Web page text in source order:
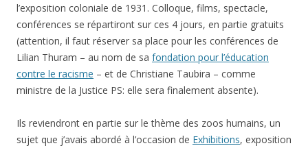
l’exposition coloniale de 1931. Colloque, films, spectacle,
conférences se répartiront sur ces 4 jours, en partie gratuits
(attention, il faut réserver sa place pour les conférences de
Lilian Thuram – au nom de sa fondation pour l’éducation
contre le racisme – et de Christiane Taubira – comme
ministre de la Justice PS: elle sera finalement absente).
Ils reviendront en partie sur le thème des zoos humains, un
sujet que j’avais abordé à l’occasion de Exhibitions, exposition